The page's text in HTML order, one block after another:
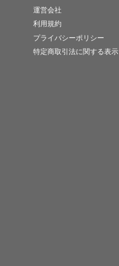
運営会社
利用規約
プライバシーポリシー
特定商取引法に関する表示